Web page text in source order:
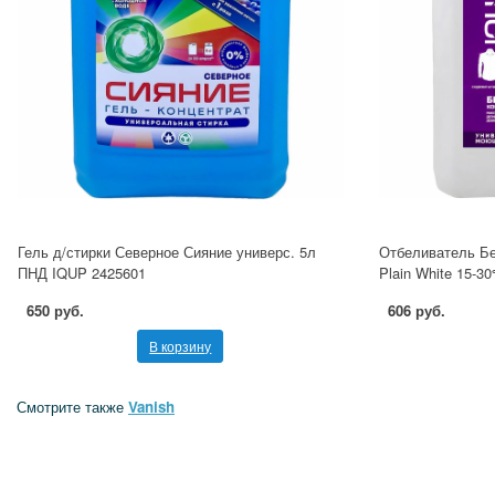
Гель д/стирки Северное Сияние универс. 5л
ПНД IQUP 2425601
650 руб.
В корзину
Отбеливатель
Plain White 15-
606 руб.
Смотрите также Vanish